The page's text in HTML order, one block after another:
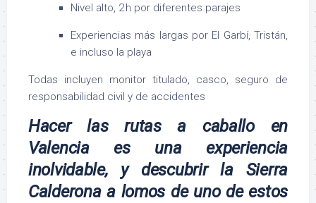
Nivel alto, 2 h por diferentes parajes
Experiencias más largas por El Garbí, Tristán,
e incluso la playa
Todas incluyen monitor titulado, casco, seguro de
responsabilidad civil y de accidentes
Hacer las rutas a caballo en
Valencia es una experiencia
inolvidable, y descubrir la Sierra
Calderona a lomos de uno de estos